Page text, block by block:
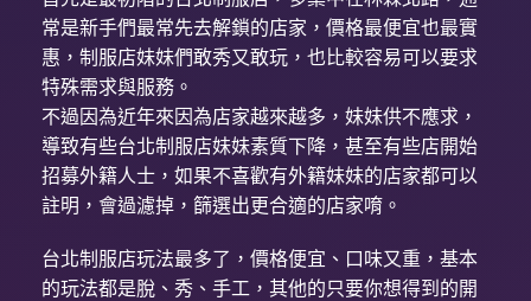
常是新手們最常先去解鎖的店家，價格最便宜也最實
惠，制服店妹妹們敢秀又敢玩，也比較容易可以要求
特殊需求與服務。
不過因為近年來因為店家越來越多，妹妹供不應求，
導致有些台北制服店妹妹素質下降，甚至有些店開始
招募外籍人士，如果不喜歡有外籍妹妹的店家都可以
註明，會過濾掉，篩選出更合適的店家唷。
台北制服店玩法最多了，價格便宜、口味又重，基本
的玩法都是脫、秀、手工，其他的只要你想得到的開